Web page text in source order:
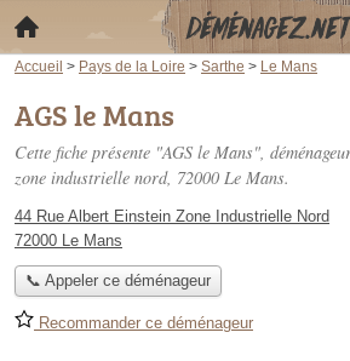
Accueil > Pays de la Loire > Sarthe > Le Mans
AGS le Mans
Cette fiche présente "AGS le Mans",
zone industrielle nord, 72000 Le Mans.
44 Rue Albert Einstein Zone Industrielle Nord
72000 Le Mans
📞 Appeler ce déménageur
Recommander ce déménageur